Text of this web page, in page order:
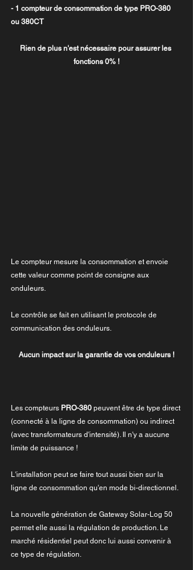
- 1 compteur de consommation de type PRO-380
ou 380CT
Rien de plus n'est nécessaire pour assurer les
fonctions 0% !
Le compteur mesure la consommation et envoie
cette valeur comme point de consigne aux
onduleurs.
Le contrôle se fait en utilisant le protocole de
communication des onduleurs.
Aucun impact sur la garantie de vos onduleurs !
Les compteurs PRO-380 peuvent être de type direct
(connecté à la ligne de consommation) ou indirect
(avec transformateurs d'intensité). Il n'y a aucune
limite de puissance !
L'installation peut se faire tout aussi bien sur la
ligne de consommation qu'en mode bi-directionnel.
La nouvelle génération de Gateway Solar-Log 50
permet elle aussi la régulation de production. Le
marché résidentiel peut donc lui aussi convenir à
ce type de régulation.